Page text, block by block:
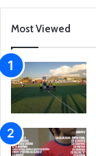
Most Viewed